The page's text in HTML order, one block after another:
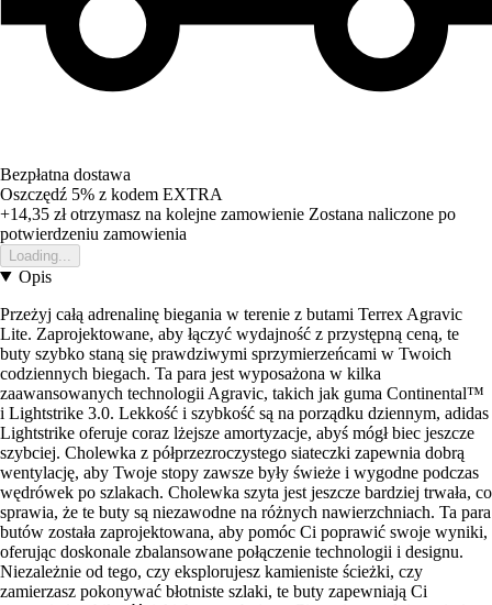
Bezpłatna dostawa
Oszczędź 5% z kodem EXTRA
+14,35 złotrzymasz na kolejne zamowienie Zostana naliczone po
potwierdzeniu zamowienia
Loading...
Opis
Przeżyj całą adrenalinę biegania w terenie z butami Terrex Agravic
Lite. Zaprojektowane, aby łączyć wydajność z przystępną ceną, te
buty szybko staną się prawdziwymi sprzymierzeńcami w Twoich
codziennych biegach. Ta para jest wyposażona w kilka
zaawansowanych technologii Agravic, takich jak guma Continental™
i Lightstrike 3.0. Lekkość i szybkość są na porządku dziennym, adidas
Lightstrike oferuje coraz lżejsze amortyzacje, abyś mógł biec jeszcze
szybciej. Cholewka z półprzezroczystego siateczki zapewnia dobrą
wentylację, aby Twoje stopy zawsze były świeże i wygodne podczas
wędrówek po szlakach. Cholewka szyta jest jeszcze bardziej trwała, co
sprawia, że te buty są niezawodne na różnych nawierzchniach. Ta para
butów została zaprojektowana, aby pomóc Ci poprawić swoje wyniki,
oferując doskonale zbalansowane połączenie technologii i designu.
Niezależnie od tego, czy eksplorujesz kamieniste ścieżki, czy
zamierzasz pokonywać błotniste szlaki, te buty zapewniają Ci